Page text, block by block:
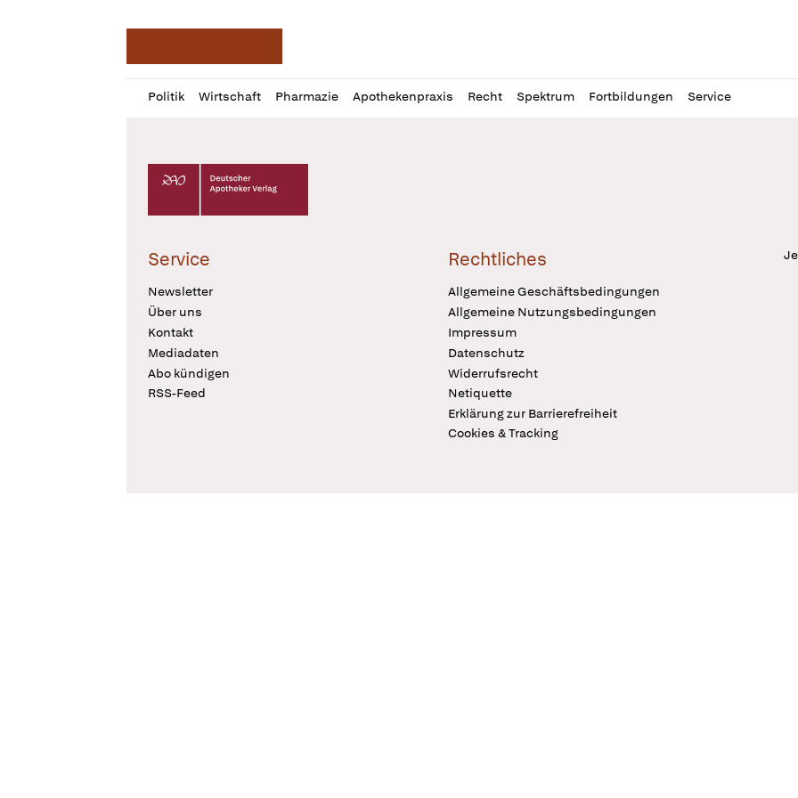
Politik Wirtschaft Pharmazie Apothekenpraxis Recht Spektrum Fortbildungen Service
Profil
öffnen
Daz
Pur
Deutscher Apotheker Verlag Logo
Service
Newsletter
Über uns
Kontakt
Mediadaten
Abo kündigen
RSS-Feed
Rechtliches
Allgemeine Geschäftsbedingungen
Allgemeine Nutzungsbedingungen
Impressum
Datenschutz
Widerrufsrecht
Netiquette
Erklärung zur Barrierefreiheit
Cookies & Tracking